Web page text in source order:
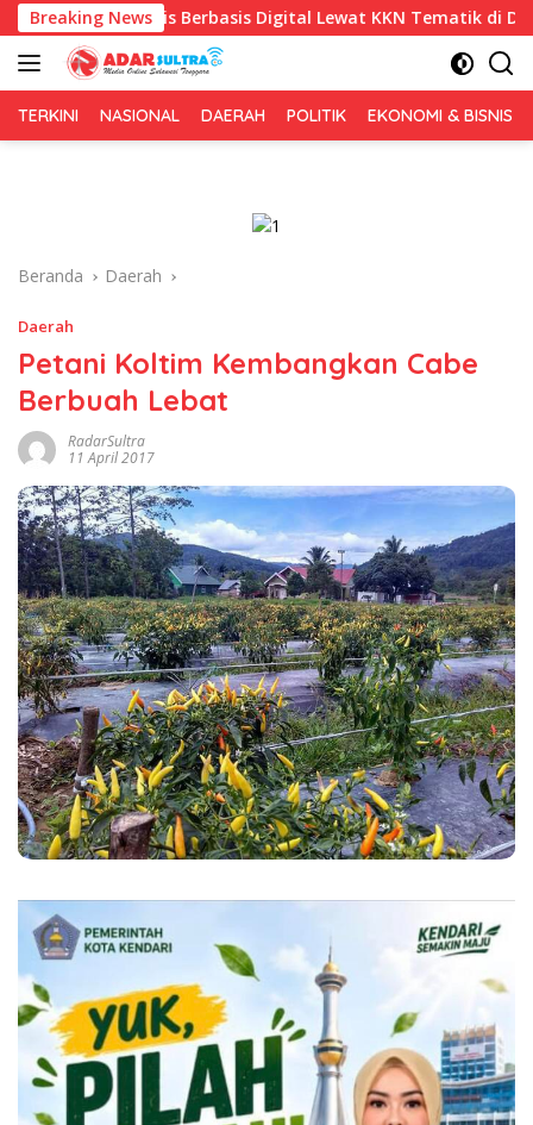
Langsung
ke
konten
Breaking News
Berbasis Digital Lewat KKN Tematik di Desa Alebo
TERKINI NASIONAL DAERAH POLITIK EKONOMI & BISNIS
Beranda Daerah
Daerah
Petani Koltim Kembangkan Cabe
Berbuah Lebat
RadarSultra
11 April 2017